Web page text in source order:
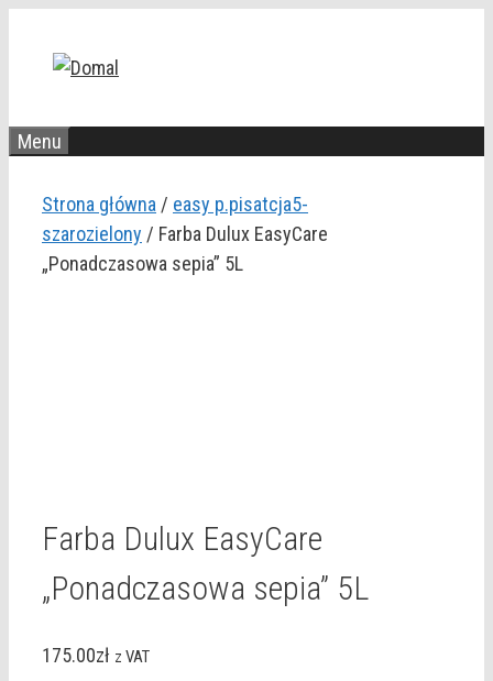
Menu
Strona główna / easy p.pisatcja5-
szarozielony / Farba Dulux EasyCare
„Ponadczasowa sepia” 5L
Farba Dulux EasyCare
„Ponadczasowa sepia” 5L
175.00zł z VAT